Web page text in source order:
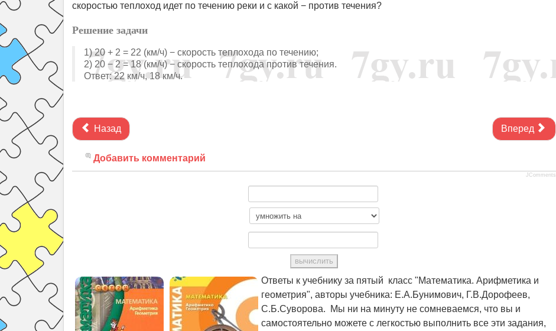
скоростью теплоход идет по течению реки и с какой − против течения?
Решение задачи
1) 20 + 2 = 22 (км/ч) − скорость теплохода по течению;
2) 20 − 2 = 18 (км/ч) − скорость теплохода против течения.
Ответ: 22 км/ч, 18 км/ч.
Назад Вперед
Добавить комментарий
JComments
Ответы к учебнику за пятый класс "Математика. Арифметика и
геометрия", авторы учебника: Е.А.Бунимович, Г.В.Дорофеев,
С.Б.Суворова. Мы ни на минуту не сомневаемся, что вы и
самостоятельно можете с легкостью выполнить все эти задания,